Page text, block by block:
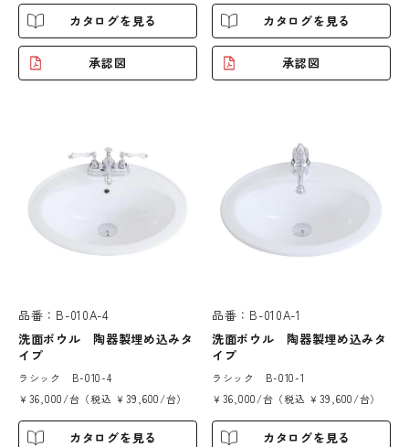
カタログを見る
承認図
カタログを見る
承認図
品番：B-010A-4
洗面ボウル 陶器製埋め込みタ
イプ
ラシック B-010-4
￥36,000/台（税込 ￥39,600/台）
カタログを見る
品番：B-010A-1
洗面ボウル 陶器製埋め込みタ
イプ
ラシック B-010-1
￥36,000/台（税込 ￥39,600/台）
カタログを見る